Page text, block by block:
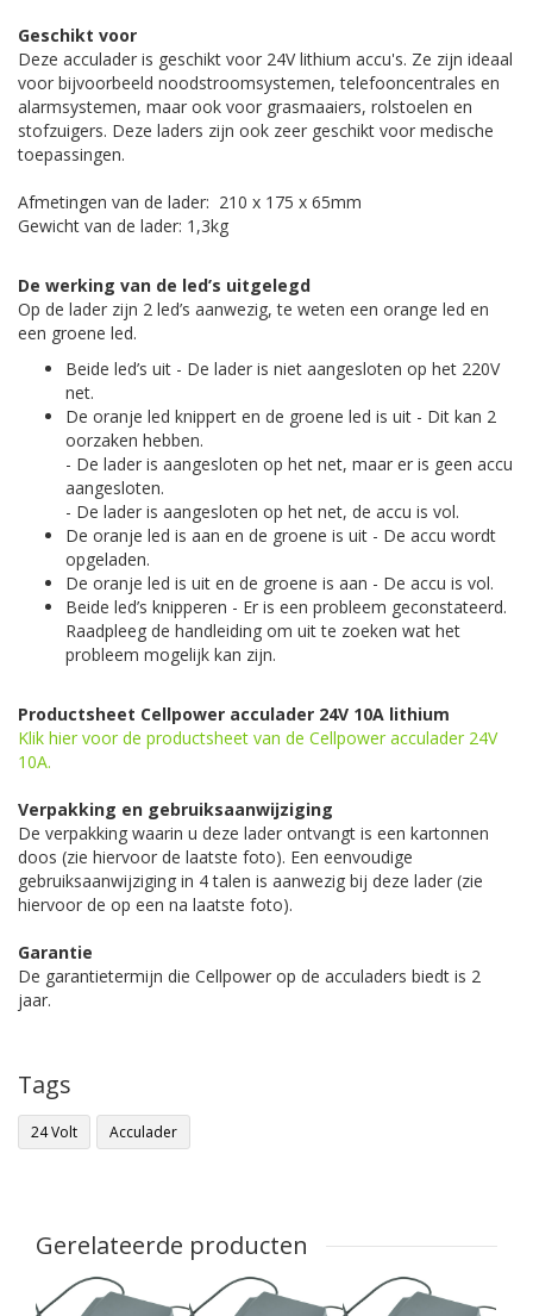
Geschikt voor
Deze acculader is geschikt voor 24V lithium accu's. Ze zijn ideaal
voor bijvoorbeeld noodstroomsystemen, telefooncentrales en
alarmsystemen, maar ook voor grasmaaiers, rolstoelen en
stofzuigers. Deze laders zijn ook zeer geschikt voor medische
toepassingen.
Afmetingen van de lader: 210 x 175 x 65mm
Gewicht van de lader: 1,3kg
De werking van de led’s uitgelegd
Op de lader zijn 2 led’s aanwezig, te weten een orange led en
een groene led.
Beide led’s uit - De lader is niet aangesloten op het 220V
net.
De oranje led knippert en de groene led is uit - Dit kan 2
oorzaken hebben.
- De lader is aangesloten op het net, maar er is geen accu
aangesloten.
- De lader is aangesloten op het net, de accu is vol.
De oranje led is aan en de groene is uit - De accu wordt
opgeladen.
De oranje led is uit en de groene is aan - De accu is vol.
Beide led’s knipperen - Er is een probleem geconstateerd.
Raadpleeg de handleiding om uit te zoeken wat het
probleem mogelijk kan zijn.
Productsheet Cellpower acculader 24V 10A lithium
Klik hier voor de productsheet van de Cellpower acculader 24V
10A.
Verpakking en gebruiksaanwijziging
De verpakking waarin u deze lader ontvangt is een kartonnen
doos (zie hiervoor de laatste foto). Een eenvoudige
gebruiksaanwijziging in 4 talen is aanwezig bij deze lader (zie
hiervoor de op een na laatste foto).
Garantie
De garantietermijn die Cellpower op de acculaders biedt is 2
jaar.
Tags
24 Volt Acculader
Gerelateerde producten